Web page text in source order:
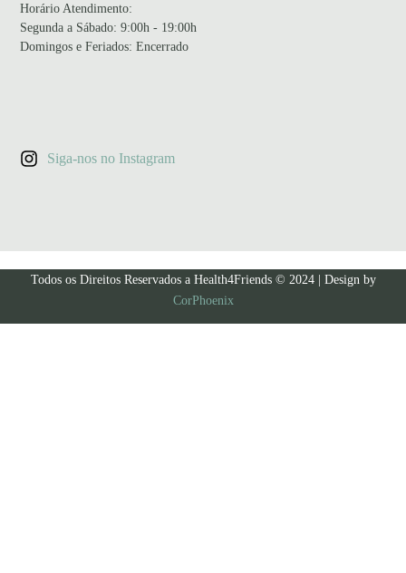
Horário Atendimento:
Segunda a Sábado: 9:00h - 19:00h
Domingos e Feriados: Encerrado
Siga-nos no Instagram
Todos os Direitos Reservados a Health4Friends © 2024 | Design by
CorPhoenix